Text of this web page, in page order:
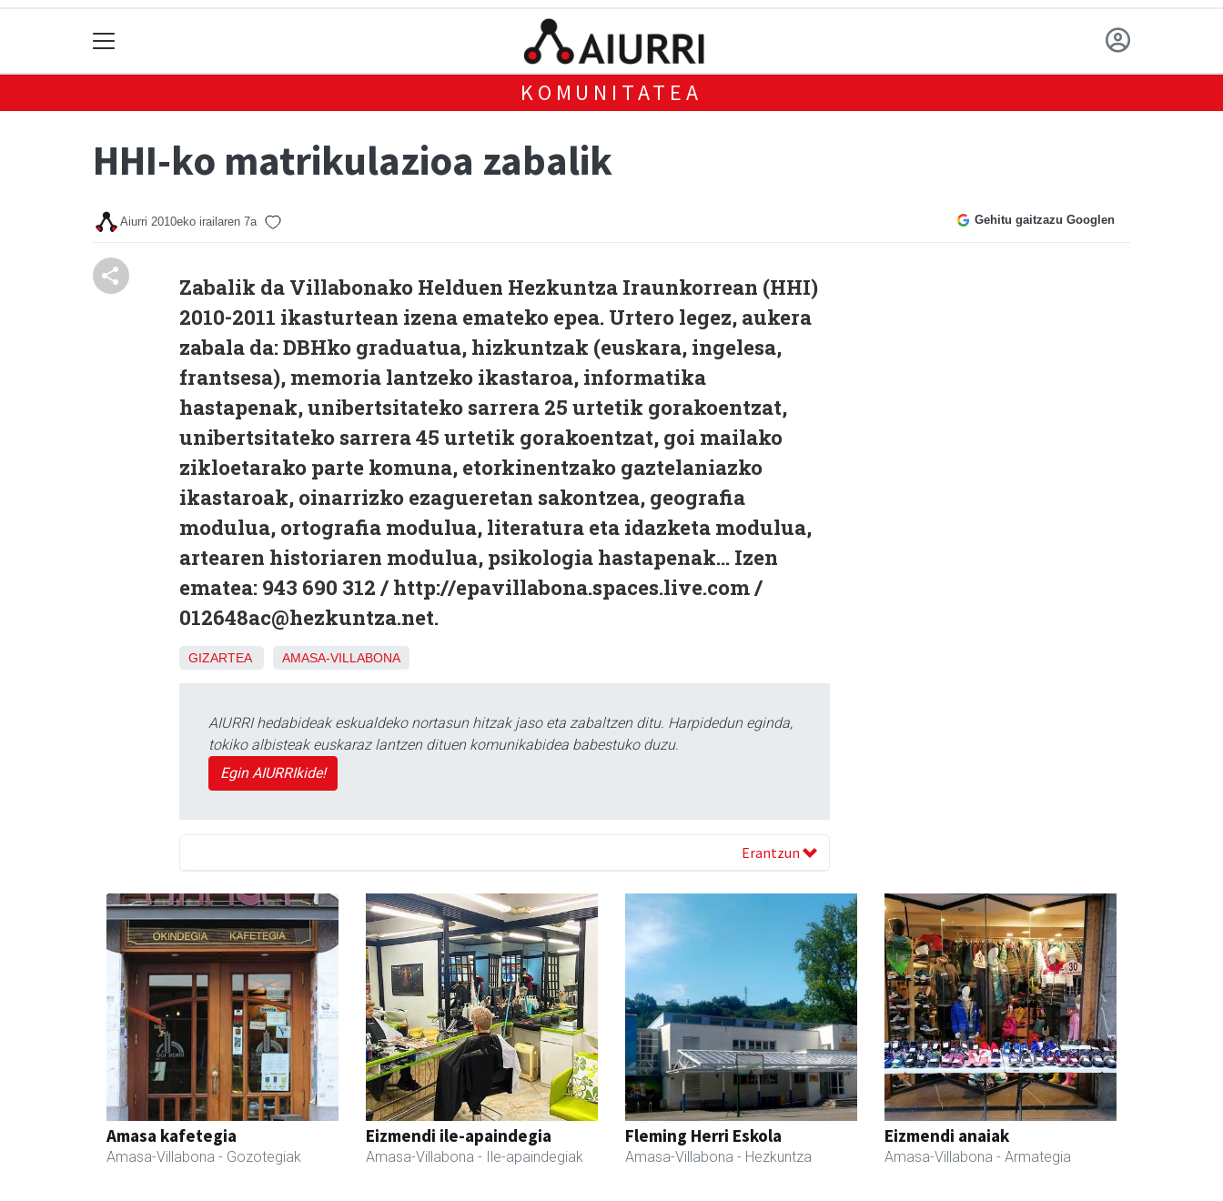
KOMUNITATEA
HHI-ko matrikulazioa zabalik
Aiurri 2010eko irailaren 7a Gehitu gaitzazu Googlen
Zabalik da Villabonako Helduen Hezkuntza Iraunkorrean (HHI)
2010-2011 ikasturtean izena emateko epea. Urtero legez, aukera
zabala da: DBHko graduatua, hizkuntzak (euskara, ingelesa,
frantsesa), memoria lantzeko ikastaroa, informatika
hastapenak, unibertsitateko sarrera 25 urtetik gorakoentzat,
unibertsitateko sarrera 45 urtetik gorakoentzat, goi mailako
zikloetarako parte komuna, etorkinentzako gaztelaniazko
ikastaroak, oinarrizko ezagueretan sakontzea, geografia
modulua, ortografia modulua, literatura eta idazketa modulua,
artearen historiaren modulua, psikologia hastapenak... Izen
ematea: 943 690 312 / http://epavillabona.spaces.live.com /
012648ac@hezkuntza.net.
GIZARTEA AMASA-VILLABONA
AIURRI hedabideak eskualdeko nortasun hitzak jaso eta zabaltzen ditu. Harpidedun eginda,
tokiko albisteak euskaraz lantzen dituen komunikabidea babestuko duzu.
Egin AIURRIkide!
Erantzun
Amasa kafetegia
Amasa-Villabona - Gozotegiak
Eizmendi ile-apaindegia
Amasa-Villabona - Ile-apaindegiak
Fleming Herri Eskola
Amasa-Villabona - Hezkuntza
Eizmendi anaiak
Amasa-Villabona - Armategia